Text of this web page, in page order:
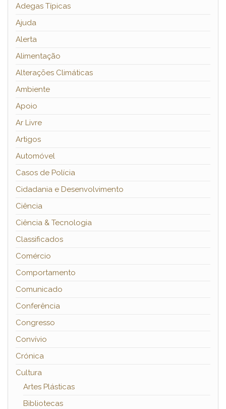
Adegas Típicas
Ajuda
Alerta
Alimentação
Alterações Climáticas
Ambiente
Apoio
Ar Livre
Artigos
Automóvel
Casos de Polícia
Cidadania e Desenvolvimento
Ciência
Ciência & Tecnologia
Classificados
Comércio
Comportamento
Comunicado
Conferência
Congresso
Convívio
Crónica
Cultura
Artes Plásticas
Bibliotecas